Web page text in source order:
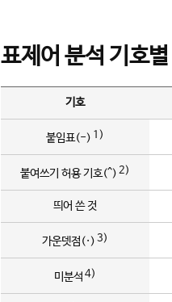
표제어 분석 기호
기호
붙임표(-) 1)
붙여쓰기 허용 기호(^) 2)
띄어 쓴 것
가운뎃점(·) 3)
미분석 4)